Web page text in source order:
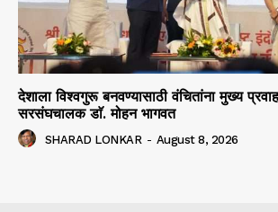
देशाला विश्वगुरू बनवण्यासाठी वंचितांना मुख्य
सरसंघचालक डाॅ. मोहन भागवत
SHARAD LONKAR - August 8, 2026